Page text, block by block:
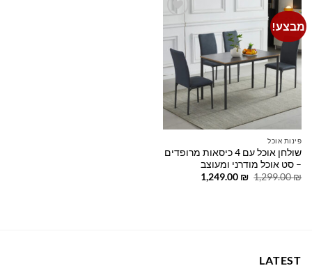
מבצע!
Add to
wishlist
פינות אוכל
שולחן אוכל עם 4 כיסאות מרופדים
– סט אוכל מודרני ומעוצב
1,299.00₪
המחיר
1,249.00 ₪
המחיר
LATEST